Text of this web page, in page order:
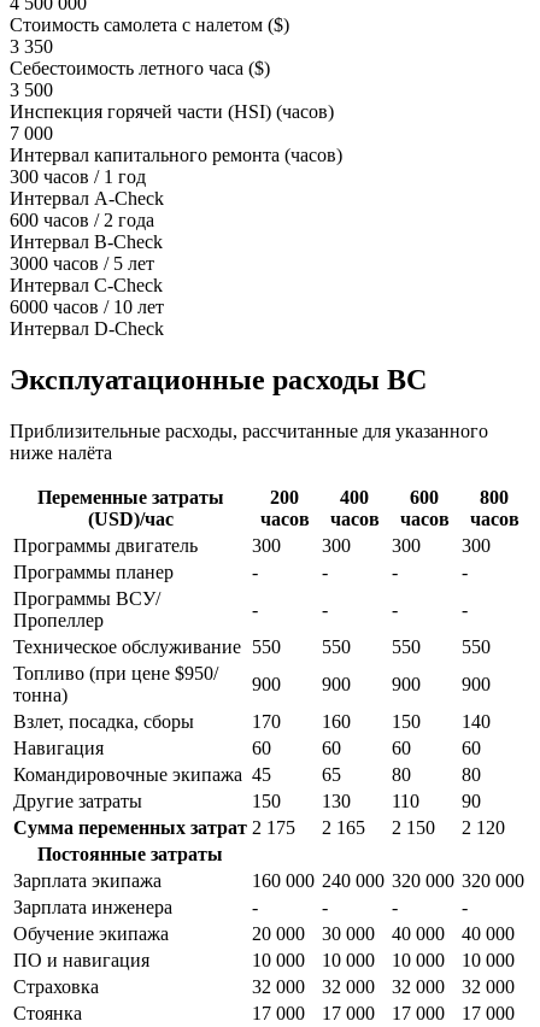
Стоимость самолета с налетом ($)
3 350
Себестоимость летного часа ($)
3 500
Инспекция горячей части (HSI) (часов)
7 000
Интервал капитального ремонта (часов)
300 часов / 1 год
Интервал A-Check
600 часов / 2 года
Интервал B-Check
3000 часов / 5 лет
Интервал C-Check
6000 часов / 10 лет
Интервал D-Check
Эксплуатационные расходы ВС
Приблизительные расходы, рассчитанные для указанного
ниже налёта
Переменные затраты
(USD)/час
200
часов
400
часов
600
часов
800
часов
Программы двигатель
300 300 300
300
Программы планер
- - -
-
Программы ВСУ/
Пропеллер
- - -
-
Техническое обслуживание 550 550 550
550
Топливо (при цене $950/
тонна)
900 900 900
900
Взлет, посадка, сборы
170 160 150
140
Навигация
60 60 60
60
Командировочные экипажа 45 65 80
80
Другие затраты
150 130 110
90
Сумма переменных затрат 2 175 2 165 2 150
2 120
Постоянные затраты
Зарплата экипажа
160 000 240 000 320 000 320 000
Зарплата инженера
- - -
-
Обучение экипажа
20 000 30 000 40 000
40 000
ПО и навигация
10 000 10 000 10 000
10 000
Страховка
32 000 32 000 32 000
32 000
Стоянка
17 000 17 000 17 000
17 000